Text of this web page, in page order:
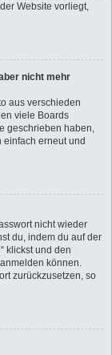
Website vorliegt,
nicht mehr
aus verschieden
viele Boards
geschrieben haben,
erneut und
nicht wieder
du, indem du auf der
klickst und den
können.
zurückzusetzen, so